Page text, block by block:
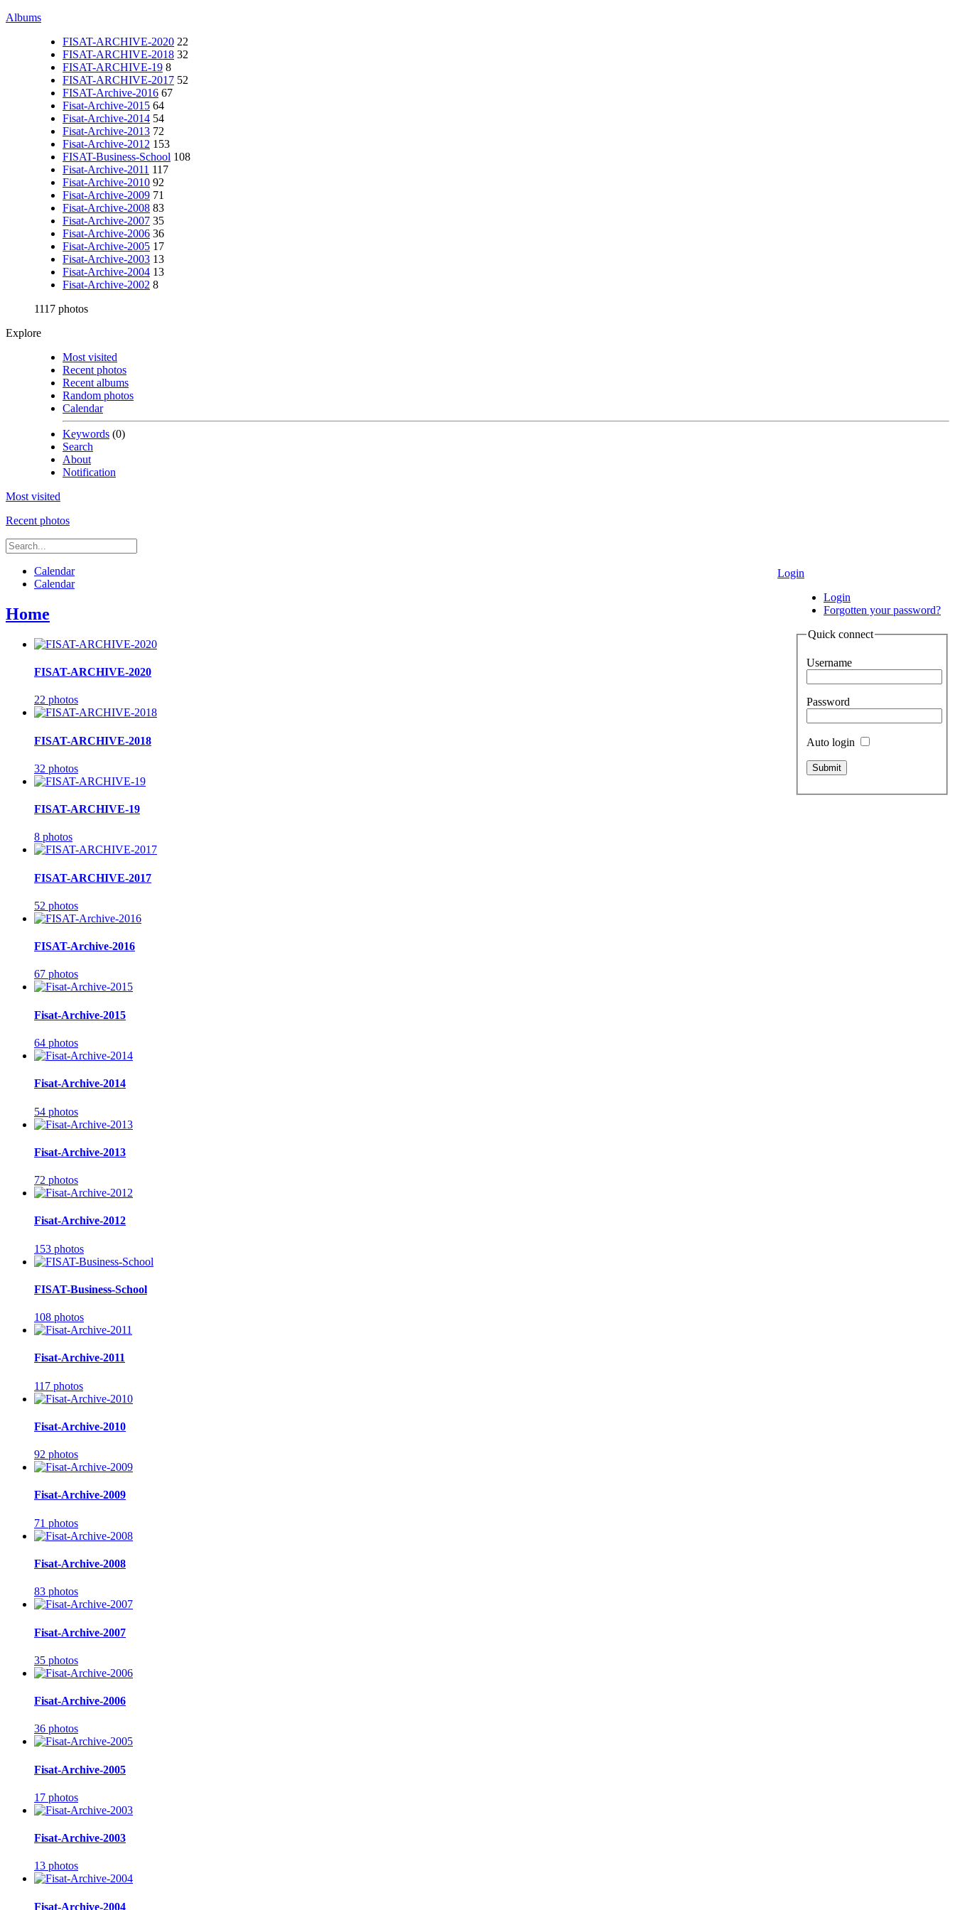
Albums
FISAT-ARCHIVE-2020 22
FISAT-ARCHIVE-2018 32
FISAT-ARCHIVE-19 8
FISAT-ARCHIVE-2017 52
FISAT-Archive-2016 67
Fisat-Archive-2015 64
Fisat-Archive-2014 54
Fisat-Archive-2013 72
Fisat-Archive-2012 153
FISAT-Business-School 108
Fisat-Archive-2011 117
Fisat-Archive-2010 92
Fisat-Archive-2009 71
Fisat-Archive-2008 83
Fisat-Archive-2007 35
Fisat-Archive-2006 36
Fisat-Archive-2005 17
Fisat-Archive-2003 13
Fisat-Archive-2004 13
Fisat-Archive-2002 8
1117 photos
Explore
Most visited
Recent photos
Recent albums
Random photos
Calendar
Keywords (0)
Search
About
Notification
Most visited
Recent photos
Login
Login
Forgotten your password?
Quick connect
Username
Password
Auto login
Calendar
Calendar
Home
FISAT-ARCHIVE-2020
22 photos
FISAT-ARCHIVE-2018
32 photos
FISAT-ARCHIVE-19
8 photos
FISAT-ARCHIVE-2017
52 photos
FISAT-Archive-2016
67 photos
Fisat-Archive-2015
64 photos
Fisat-Archive-2014
54 photos
Fisat-Archive-2013
72 photos
Fisat-Archive-2012
153 photos
FISAT-Business-School
108 photos
Fisat-Archive-2011
117 photos
Fisat-Archive-2010
92 photos
Fisat-Archive-2009
71 photos
Fisat-Archive-2008
83 photos
Fisat-Archive-2007
35 photos
Fisat-Archive-2006
36 photos
Fisat-Archive-2005
17 photos
Fisat-Archive-2003
13 photos
Fisat-Archive-2004